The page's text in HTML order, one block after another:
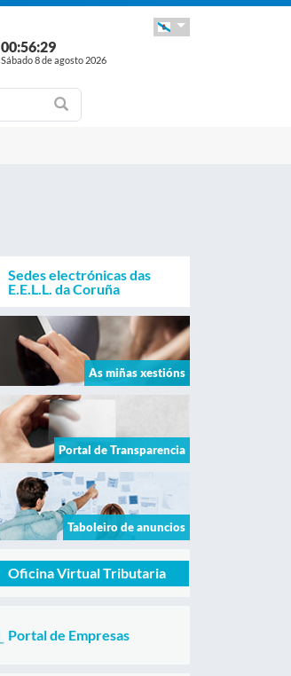
00:56:30
Sábado 8 de agosto 2026
Sedes electrónicas das
E.E.L.L. da Coruña
As miñas xestións
Portal de Transparencia
Taboleiro de anuncios
Oficina Virtual Tributaria
Portal de Empresas